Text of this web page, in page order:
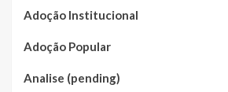
Adoção Institucional
Adoção Popular
Analise (pending)